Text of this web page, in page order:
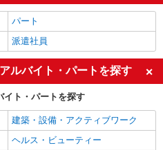
パート
派遣社員
ルバイト・パートを探す
イト・パートを探す
建築・設備・アクティブワーク
ヘルス・ビューティー